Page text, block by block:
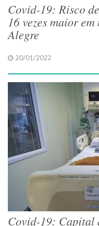
Covid-19: Risco
16 vezes maior
Alegre
20/01/2022
Covid-19: Capital